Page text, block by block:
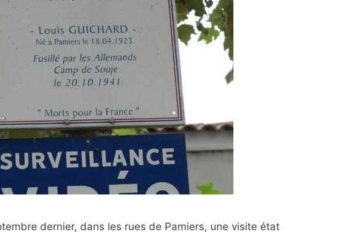
dernier, dans les rues de Pamiers, une visite état